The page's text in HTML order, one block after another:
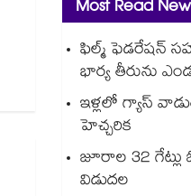
Most Read
ఫిల్మ్ ఫెడరేషన్
భార్య తీరును
ఇళ్లలో గ్యాస్
హెచ్చరిక
జూరాల 32 గేట్లు
విడుదల